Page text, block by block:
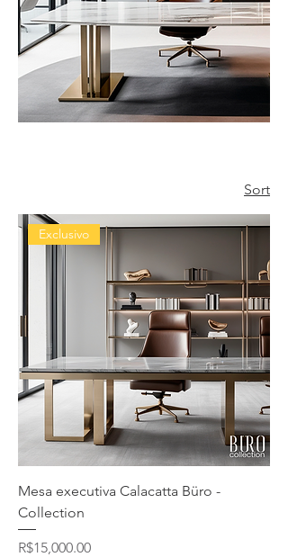
Sort
Exclusivo
Mesa executiva Calacatta Büro -
Collection
Price
R$15,000.00